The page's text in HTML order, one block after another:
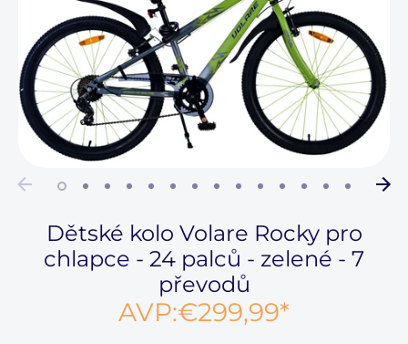
Pro firmy
Dětské kolo Volare Rocky pro
chlapce - 24 palců - zelené - 7
převodů
AVP:€299,99*